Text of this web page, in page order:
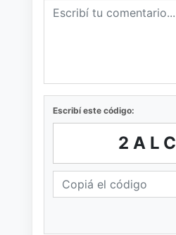
Escribí este código: